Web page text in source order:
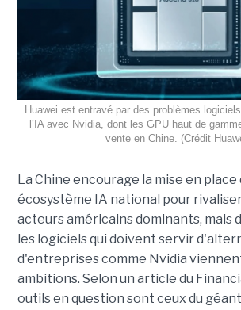
Huawei est entravé par des problèmes
l’IA avec Nvidia, dont les GPU haut de
vente en Chine. (Crédit
La Chine encourage la mise en place
écosystème IA national pour
acteurs américains dominants, mais
les logiciels qui doivent servir
d'entreprises comme Nvidia
ambitions. Selon un article du
outils en question sont ceux du